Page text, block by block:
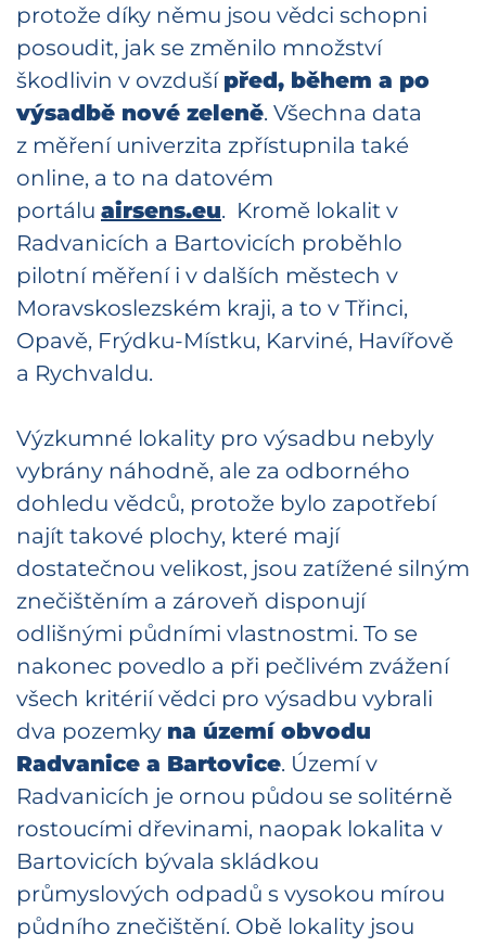
protože díky němu jsou vědci schopni
posoudit, jak se změnilo množství
škodlivin v ovzduší před, během a po
výsadbě nové zeleně. Všechna data
z měření univerzita zpřístupnila také
online, a to na datovém
portálu airsens.eu. Kromě lokalit v
Radvanicích a Bartovicích proběhlo
pilotní měření i v dalších městech v
Moravskoslezském kraji, a to v Třinci,
Opavě, Frýdku-Místku, Karviné, Havířově
a Rychvaldu.
Výzkumné lokality pro výsadbu nebyly
vybrány náhodně, ale za odborného
dohledu vědců, protože bylo zapotřebí
najít takové plochy, které mají
dostatečnou velikost, jsou zatížené silným
znečištěním a zároveň disponují
odlišnými půdními vlastnostmi. To se
nakonec povedlo a při pečlivém zvážení
všech kritérií vědci pro výsadbu vybrali
dva pozemky na území obvodu
Radvanice a Bartovice. Území v
Radvanicích je ornou půdou se solitérně
rostoucími dřevinami, naopak lokalita v
Bartovicích bývala skládkou
průmyslových odpadů s vysokou mírou
půdního znečištění. Obě lokality jsou